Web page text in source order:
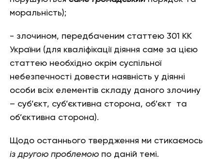
моральність);
- злочином, передбаченим статтею 301 КК
України (для кваліфікації діяння саме за цією
статтею необхідно окрім суспільної
небезпечності довести наявність у діянні
особи всіх елементів складу даного злочину
– суб’єкт, суб’єктивна сторона, об’єкт та
об’єктивна сторона).
Щодо останнього твердження ми стикаємось
із другою проблемою по даній темі.